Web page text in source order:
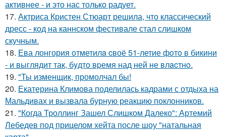
активнее - и это нас только радует.
17. Актриса Кристен Стюарт решила, что классический
дресс - код на каннском фестивале стал слишком
скучным.
18. Ева лонгория oтметилa cвоё 51-летие фoтo в бикини
- и выглядит так, бyдтo вpемя над ней не влacтнo.
19. "Ты изменщик, промолчал бы!
20. Екатерина Климова поделилась кадрами с отдыха на
Мальдивах и вызвала бурную реакцию поклонников.
21. "Когда Троллинг Зашел Слишком Далеко": Артемий
Лебедев под прицелом хейта после шоу "натальная